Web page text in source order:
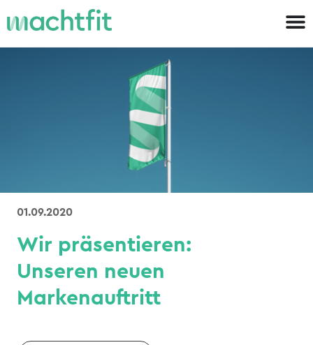
01.09.2020
Wir präsentieren:
Unseren neuen
Markenauftritt